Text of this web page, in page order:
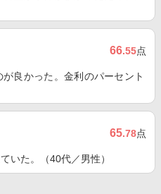
66.55点
良かった。金利のパーセント
65.78点
いた。（40代／男性）